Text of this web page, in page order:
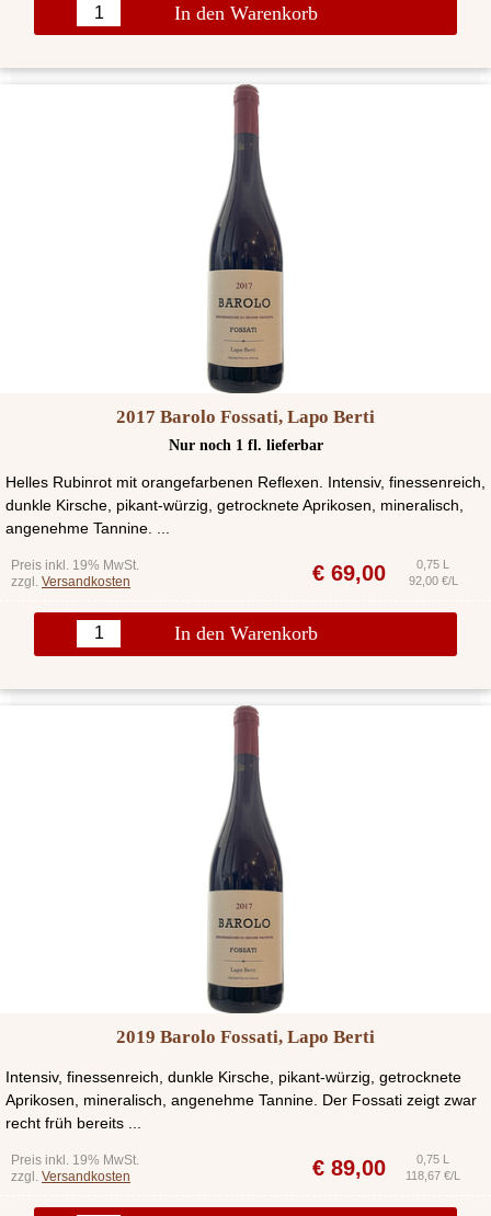
In den Warenkorb
2017 Barolo Fossati, Lapo Berti
Nur noch 1 fl. lieferbar
Helles Rubinrot mit orangefarbenen Reflexen. Intensiv, finessenreich,
dunkle Kirsche, pikant-würzig, getrocknete Aprikosen, mineralisch,
angenehme Tannine. ...
Preis inkl. 19% MwSt.
zzgl. Versandkosten € 69,00
0,75 L
92,00 €/L
In den Warenkorb
2019 Barolo Fossati, Lapo Berti
Intensiv, finessenreich, dunkle Kirsche, pikant-würzig, getrocknete
Aprikosen, mineralisch, angenehme Tannine. Der Fossati zeigt zwar
recht früh bereits ...
Preis inkl. 19% MwSt.
zzgl. Versandkosten € 89,00
0,75 L
118,67 €/L